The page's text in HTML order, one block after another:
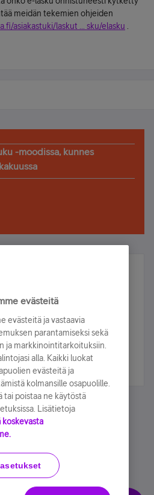
meidän tekemien ohjeiden
asiakastuki/laskut ... sku/elasku
-moodissa, kunnes
ja voita!
olet mukana arvonnassa.
Accessibility statement
evästeitä
evästeitä ja vastaavia
parantamiseksi sekä
ja markkinointitarkoituksiin.
alla. Kaikki luokat
evästeitä ja
kolmansille osapuolille.
tai poistaa ne käytöstä
Lisätietoja